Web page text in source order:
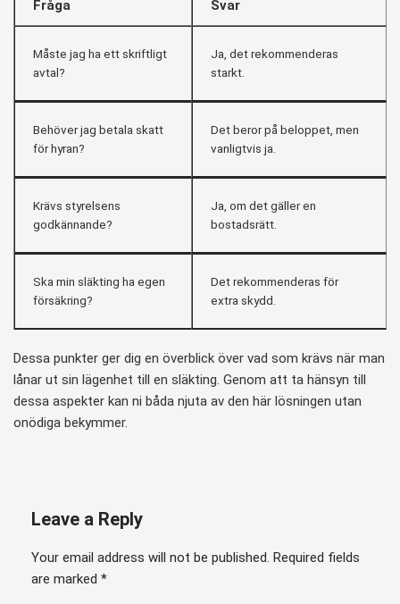
Fråga Svar
Måste jag ha ett skriftligt
avtal?
Ja, det rekommenderas
starkt.
Behöver jag betala skatt
för hyran?
Det beror på beloppet, men
vanligtvis ja.
Krävs styrelsens
godkännande?
Ja, om det gäller en
bostadsrätt.
Ska min släkting ha egen
försäkring?
Det rekommenderas för
extra skydd.
Dessa punkter ger dig en överblick över vad som krävs när man
lånar ut sin lägenhet till en släkting. Genom att ta hänsyn till
dessa aspekter kan ni båda njuta av den här lösningen utan
onödiga bekymmer.
Leave a Reply
Your email address will not be published. Required fields
are marked *